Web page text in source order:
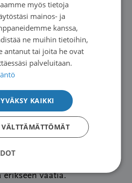
hoitopolulle
tarjoamaan
useimmat meistä
Kädestä pitäen
arvostetaan. Myöhemmin
psykologisiin, sosiaalisiin ja
Sitä tarvitsisivat
Tällainen räätälöity
saada kattavasti
Me potilaat emme sitä
erikseen vaatia.
myös tietoja
mainos- ja
kanssa,
ne muihin tietoihin,
antanut tai joita he ovat
palveluitaan.
KAIKKI